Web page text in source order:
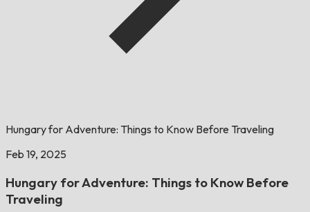
Hungary for Adventure: Things to Know Before Traveling
Feb 19, 2025
Hungary for Adventure: Things to Know Before
Traveling